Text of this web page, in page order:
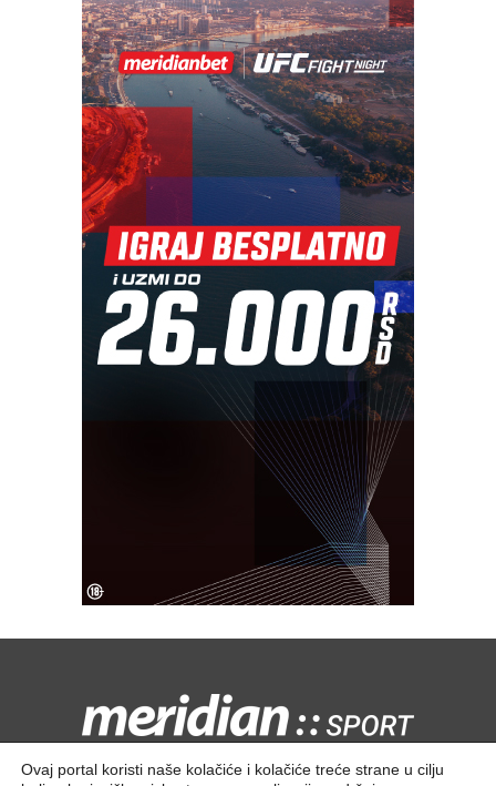
Kontaktirajte nas:redakcija@meridiansport.rs
Ovaj portal koristi naše kolačiće i kolačiće treće strane u cilju